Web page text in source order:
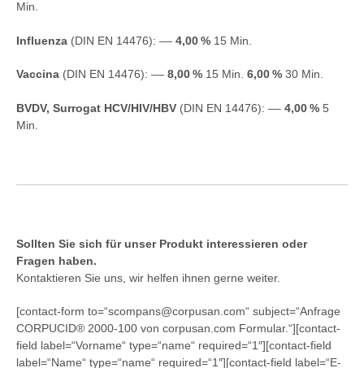
Min.
Influenza (DIN EN 14476): –– 4,00 % 15 Min.
Vaccina (DIN EN 14476): –– 8,00 % 15 Min. 6,00 % 30 Min.
BVDV, Surrogat HCV/HIV/HBV (DIN EN 14476): –– 4,00 % 5
Min.
Sollten Sie sich für unser Produkt interessieren oder
Fragen haben.
Kontaktieren Sie uns, wir helfen ihnen gerne weiter.
[contact-form to=“scompans@corpusan.com“ subject=“Anfrage
CORPUCID® 2000-100 von corpusan.com Formular.“][contact-
field label=“Vorname“ type=“name“ required=“1″][contact-field
label=“Name“ type=“name“ required=“1″][contact-field label=“E-